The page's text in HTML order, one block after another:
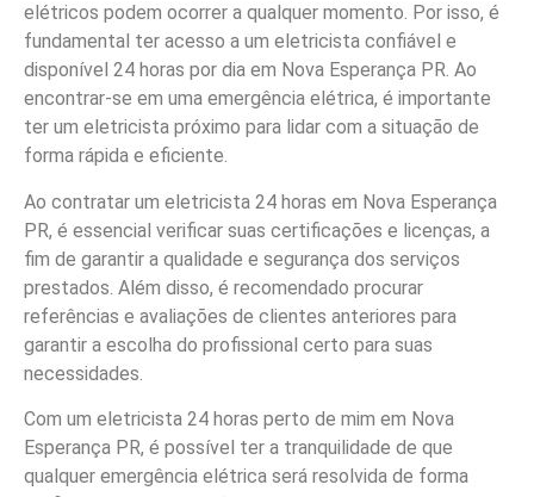
elétricos podem ocorrer a qualquer momento. Por isso, é
fundamental ter acesso a um eletricista confiável e
disponível 24 horas por dia em Nova Esperança PR. Ao
encontrar-se em uma emergência elétrica, é importante
ter um eletricista próximo para lidar com a situação de
forma rápida e eficiente.
Ao contratar um eletricista 24 horas em Nova Esperança
PR, é essencial verificar suas certificações e licenças, a
fim de garantir a qualidade e segurança dos serviços
prestados. Além disso, é recomendado procurar
referências e avaliações de clientes anteriores para
garantir a escolha do profissional certo para suas
necessidades.
Com um eletricista 24 horas perto de mim em Nova
Esperança PR, é possível ter a tranquilidade de que
qualquer emergência elétrica será resolvida de forma